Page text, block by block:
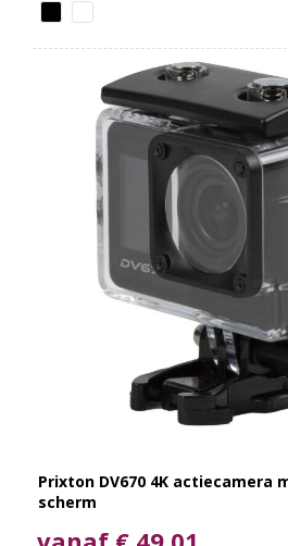
Prixton DV670 4K actiecamera
scherm